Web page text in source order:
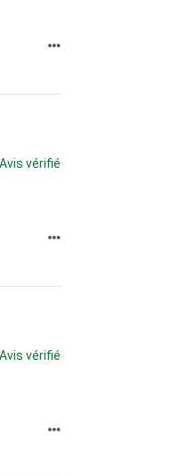
vérifié
vérifié